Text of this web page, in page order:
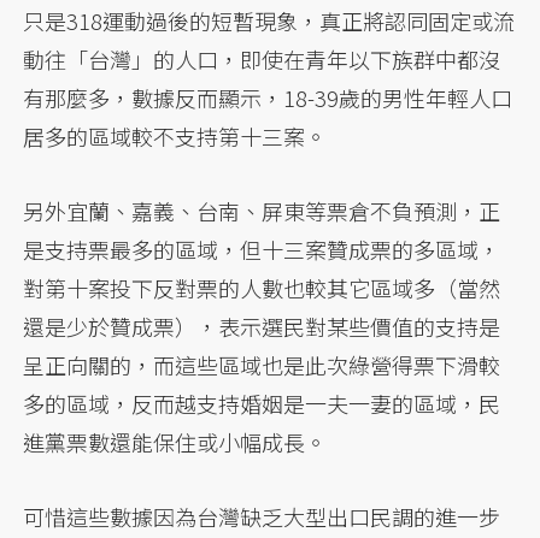
只是318運動過後的短暫現象，真正將認同固定或流
動往「台灣」的人口，即使在青年以下族群中都沒
有那麼多，數據反而顯示，18-39歲的男性年輕人口
居多的區域較不支持第十三案。
另外宜蘭、嘉義、台南、屏東等票倉不負預測，正
是支持票最多的區域，但十三案贊成票的多區域，
對第十案投下反對票的人數也較其它區域多（當然
還是少於贊成票），表示選民對某些價值的支持是
呈正向關的，而這些區域也是此次綠營得票下滑較
多的區域，反而越支持婚姻是一夫一妻的區域，民
進黨票數還能保住或小幅成長。
可惜這些數據因為台灣缺乏大型出口民調的進一步